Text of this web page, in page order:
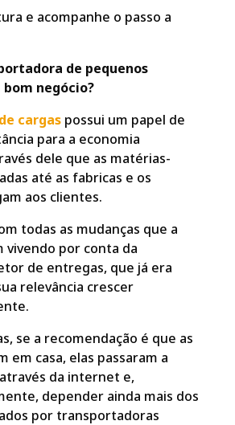
e acompanhe o passo a
de pequenos
negócio?
cargaspossui um papel de
para a economia
dele que as matérias-
até as fabricas e os
aos clientes.
todas as mudanças que a
vivendo por conta da
de entregas, que já era
relevância crescer
se a recomendação é que as
em casa, elas passaram a
da internet e,
depender ainda mais dos
por transportadoras